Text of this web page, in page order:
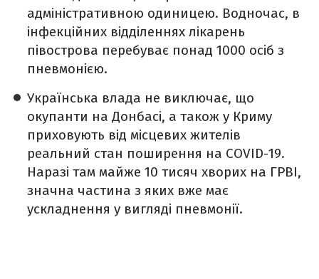
адміністративною одиницею. Водночас, в
інфекційних відділеннях лікарень
півострова перебуває понад 1000 осіб з
пневмонією.
Українська влада не виключає, що
окупанти на Донбасі, а також у Криму
приховують від місцевих жителів
реальний стан поширення на COVID-19.
Наразі там майже 10 тисяч хворих на ГРВІ,
значна частина з яких вже має
ускладнення у вигляді пневмонії.